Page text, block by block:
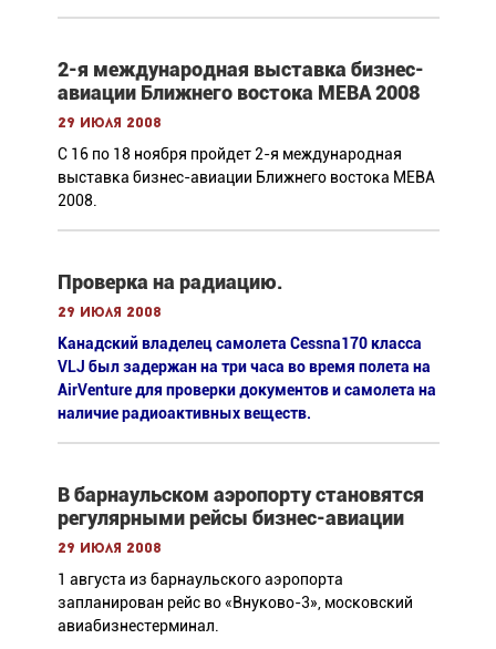
2-я международная выставка бизнес-
авиации Ближнего востока MEBA 2008
29 июля 2008
C 16 по 18 ноября пройдет 2-я международная
выставка бизнес-авиации Ближнего востока MEBA
2008.
Проверка на радиацию.
29 июля 2008
Канадский владелец самолета Cessna170 класса
VLJ был задержан на три часа во время полета на
AirVenture для проверки документов и самолета на
наличие радиоактивных веществ.
В барнаульском аэропорту становятся
регулярными рейсы бизнес-авиации
29 июля 2008
1 августа из барнаульского аэропорта
запланирован рейс во «Внуково-3», московский
авиабизнестерминал.